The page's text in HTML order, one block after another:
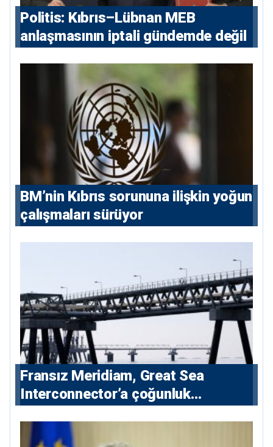
Politis: Kıbrıs–Lübnan MEB
anlaşmasının iptali gündemde değil
BM’nin Kıbrıs sorununa ilişkin yoğun
çalışmaları sürüyor
Fransız Meridiam, Great Sea
Interconnector’a çoğunluk